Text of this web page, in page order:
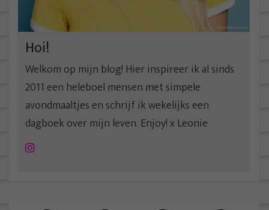
Hoi!
Welkom op mijn blog! Hier inspireer ik al sinds
2011 een heleboel mensen met simpele
avondmaaltjes en schrijf ik wekelijks een
dagboek over mijn leven. Enjoy! x Leonie
Instagram